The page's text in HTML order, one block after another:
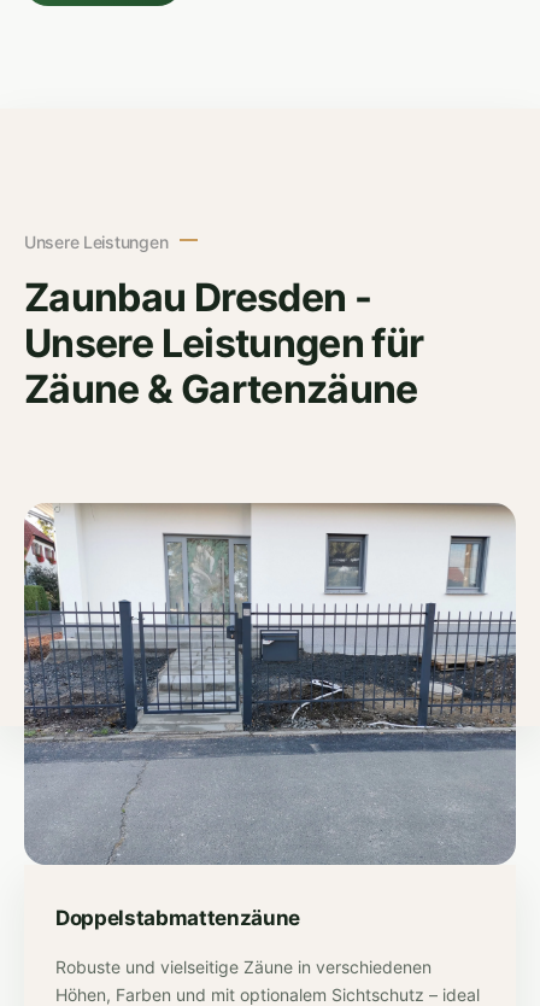
Unsere Leistungen
Zaunbau Dresden -
Unsere Leistungen für
Zäune & Gartenzäune
Doppelstabmattenzäune
Robuste und vielseitige Zäune in verschiedenen
Höhen, Farben und mit optionalem Sichtschutz – ideal